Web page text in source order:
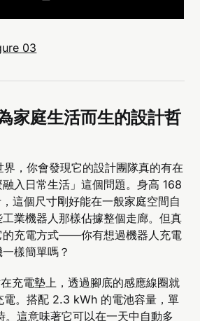
03
家庭生活而生的設計哲
，你會發現它的設計團隊真的有在
入日常生活」這個問題。身高 168
這個尺寸剛好能在一般家庭空間自
業機器人那樣佔據整個走廊。但真
的充電方式——你有想過機器人充電
樣簡單嗎？
充電墊上，透過腳底的感應線圈就
。搭配 2.3 kWh 的電池容量，單
。這意味著它可以在一天中自動多